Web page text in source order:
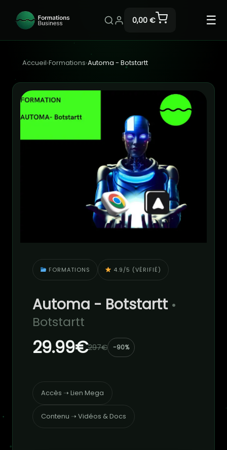
0,00 € ☰
Accueil›Formations›Automa - Botstartt
FORMATIONS 4.9/5 (VÉRIFIÉ)
Automa - Botstartt •
Botstartt
29.99€297€ -90%
Accès ➝ Lien Mega
Contenu ➝ Vidéos & Docs